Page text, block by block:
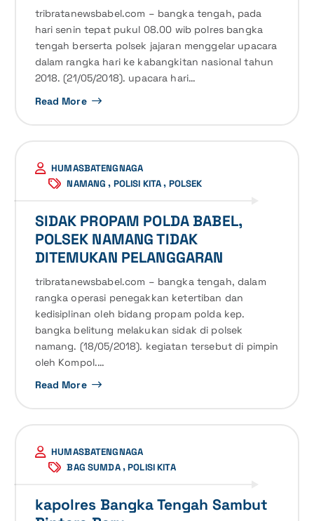
tribratanewsbabel.com – bangka tengah, pada
hari senin tepat pukul 08.00 wib polres bangka
tengah berserta polsek jajaran menggelar upacara
dalam rangka hari ke kabangkitan nasional tahun
2018. (21/05/2018). upacara hari…
Read More
HUMASBATENGNAGA
NAMANG , POLISI KITA, POLSEK
SIDAK PROPAM POLDA BABEL,
POLSEK NAMANG TIDAK
DITEMUKAN PELANGGARAN
tribratanewsbabel.com – bangka tengah, dalam
rangka operasi penegakkan ketertiban dan
kedisiplinan oleh bidang propam polda kep.
bangka belitung melakukan sidak di polsek
namang. (18/05/2018). kegiatan tersebut di pimpin
oleh Kompol.…
Read More
HUMASBATENGNAGA
BAG SUMDA,POLISI KITA
kapolres Bangka Tengah Sambut